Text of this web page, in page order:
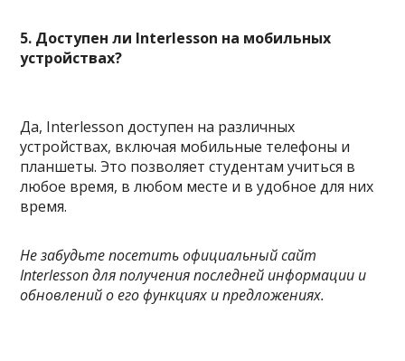
5. Доступен ли Interlesson на мобильных
устройствах?
Да, Interlesson доступен на различных
устройствах, включая мобильные телефоны и
планшеты. Это позволяет студентам учиться в
любое время, в любом месте и в удобное для них
время.
Не забудьте посетить официальный сайт
Interlesson для получения последней информации и
обновлений о его функциях и предложениях.